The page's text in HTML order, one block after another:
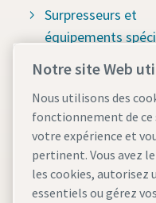
Surpresseurs et
équipements
Outils de
Pompes
Systèmes de
d'énergie
Mâts d'éclairage
Notre site Web
Nous utilisons des
fonctionnement de
votre expérience et
pertinent. Vous avez
les cookies, autorisez
essentiels ou gérez